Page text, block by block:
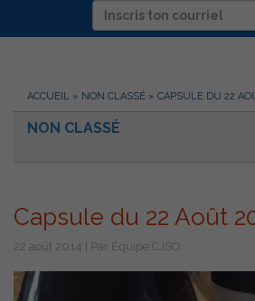
ACCUEIL » NON CLASSÉ » CAPSULE DU 22
NON CLASSÉ
Capsule du 22 Août
22 août 2014 | Par Équipe CJSO